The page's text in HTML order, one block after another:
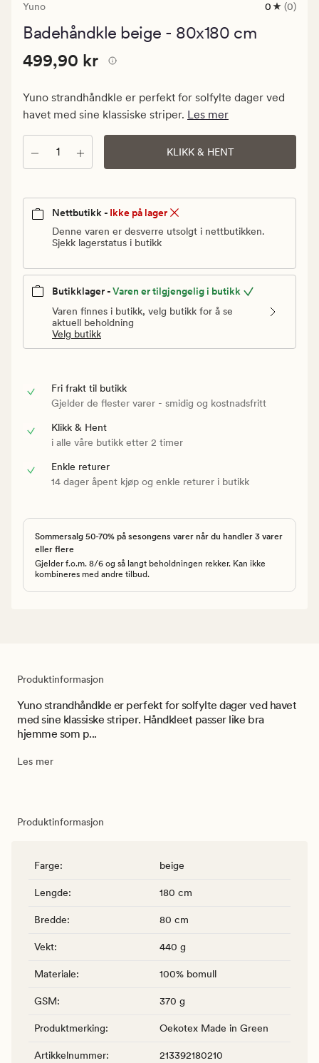
Yuno
0
0 (0)
Badehåndkle beige - 80x180 cm
Pris
499,90
499,90
kr
Pris 499,90 kr
499,90 kr
Yuno strandhåndkle er perfekt for solfylte dager ved
havet med sine klassiske striper. Les mer
Antall KLIKK & HENT
Nettbutikk - Ikke på lager
Denne varen er desverre utsolgt i nettbutikken.
Sjekk lagerstatus i butikk
Butikklager -Varen er tilgjengelig i butikk
Varen finnes i butikk, velg butikk for å se
aktuell beholdning
Velg butikk
Fri frakt til butikk
Gjelder de flester varer - smidig og kostnadsfritt
Klikk & Hent
i alle våre butikk etter 2 timer
Enkle returer
14 dager åpent kjøp og enkle returer i butikk
Sommersalg 50-70% på sesongens varer når du handler 3 varer
eller flere
Gjelder f.o.m. 8/6 og så langt beholdningen rekker. Kan ikke
kombineres med andre tilbud.
Produktinformasjon
Yuno strandhåndkle er perfekt for solfylte dager ved havet
med sine klassiske striper. Håndkleet passer like bra
hjemme som p...
Les mer
Produktinformasjon
Farge: beige
Lengde: 180 cm
Bredde: 80 cm
Vekt: 440 g
Materiale: 100% bomull
GSM: 370 g
Produktmerking: Oekotex Made in Green
Artikkelnummer: 213392180210